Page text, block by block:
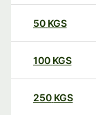
50 KGS
100 KGS
250 KGS